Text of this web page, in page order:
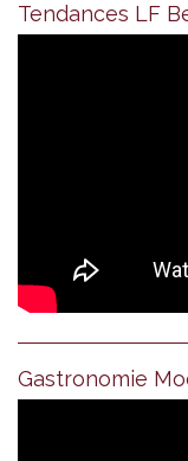
Tendances LF
Gastronomie